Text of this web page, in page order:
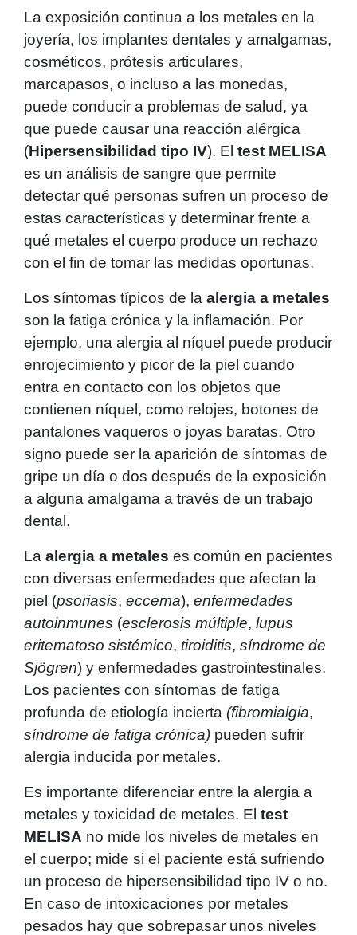
La exposición continua a los metales en la
joyería, los implantes dentales y amalgamas,
cosméticos, prótesis articulares,
marcapasos, o incluso a las monedas,
puede conducir a problemas de salud, ya
que puede causar una reacción alérgica
(Hipersensibilidad tipo IV). El test MELISA
es un análisis de sangre que permite
detectar qué personas sufren un proceso de
estas características y determinar frente a
qué metales el cuerpo produce un rechazo
con el fin de tomar las medidas oportunas.
Los síntomas típicos de la alergia a metales
son la fatiga crónica y la inflamación. Por
ejemplo, una alergia al níquel puede producir
enrojecimiento y picor de la piel cuando
entra en contacto con los objetos que
contienen níquel, como relojes, botones de
pantalones vaqueros o joyas baratas. Otro
signo puede ser la aparición de síntomas de
gripe un día o dos después de la exposición
a alguna amalgama a través de un trabajo
dental.
La alergia a metales es común en pacientes
con diversas enfermedades que afectan la
piel (psoriasis, eccema), enfermedades
autoinmunes (esclerosis múltiple, lupus
eritematoso sistémico, tiroiditis, síndrome de
Sjögren) y enfermedades gastrointestinales.
Los pacientes con síntomas de fatiga
profunda de etiología incierta (fibromialgia,
síndrome de fatiga crónica) pueden sufrir
alergia inducida por metales.
Es importante diferenciar entre la alergia a
metales y toxicidad de metales. El test
MELISA no mide los niveles de metales en
el cuerpo; mide si el paciente está sufriendo
un proceso de hipersensibilidad tipo IV o no.
En caso de intoxicaciones por metales
pesados hay que sobrepasar unos niveles